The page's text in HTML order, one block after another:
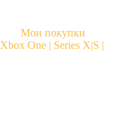
Мои покупки
Xbox One | Series X|S |